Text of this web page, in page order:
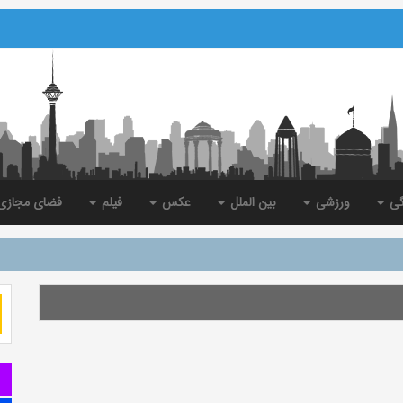
ورزشی بین الملل عکس فیلم فضای